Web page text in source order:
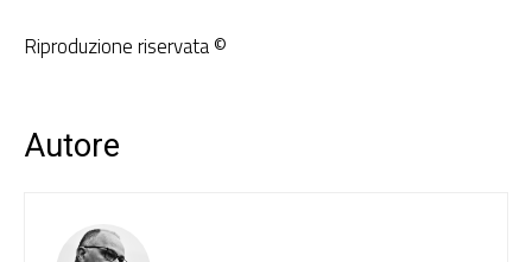
Riproduzione riservata ©
Autore